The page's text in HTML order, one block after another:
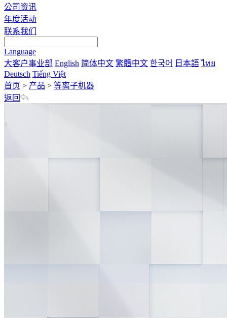
公司资讯
年度活动
联系我们
Language
大客户事业部 English 简体中文 繁體中文 한국어 日本語 ไทย
Deutsch Tiếng Việt
首页 > 产品 > 等离子机器
返回